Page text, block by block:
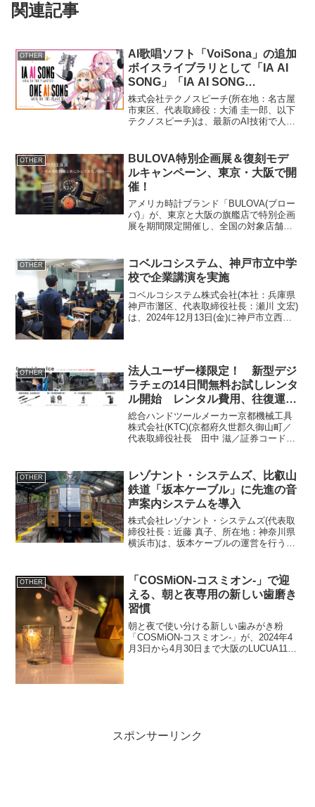
関連記事
OTHER
AI歌唱ソフト「VoiSona」の追加
ボイスライブラリとして「IA AI
SONG」「IA AI SONG
ENGLISH」「OИE AI SONG」が
搭載！
株式会社テクノスピーチ(所在地：名古屋
市東区、代表取締役：大浦 圭一郎、以下
テクノスピーチ)は、最新のAI技術で人間
ボイスライブラリとして、1st PLAC...
OTHER
BULOVA特別企画展＆復刻モデ
ルキャンペーン、東京・大阪で開
催！
アメリカ時計ブランド「BULOVA(ブロー
バ)」が、東京と大阪の旗艦店で特別企画
展を期間限定開催し、全国の対象店舗で
ンドの魅力を、特別な展示とキャンペー
ンを通じてご...
OTHER
コベルコシステム、神戸市立中学
校で企業講演を実施
コベルコシステム株式会社(本社：兵庫県
神戸市灘区、代表取締役社長：瀬川 文宏)
は、2024年12月13日(金)に神戸市立西神
OTHER
法人ユーザー様限定！ 新型デジ
ラチェの14日間無料お試しレンタ
ル開始 レンタル費用、往復運賃
は無料、最長14日間のレンタルが
可能です。
総合ハンドツールメーカー京都機械工具
株式会社(KTC)(京都府久世郡久御山町／
代表取締役社長 田中 滋／証券コード
ルサービスを拡大し、「デジラチェ」3ア
イテムのお...
OTHER
レゾナント・システムズ、比叡山
鉄道「坂本ケーブル」に先進の音
声案内システムを導入
株式会社レゾナント・システムズ(代表取
締役社長：近藤 真子、所在地：神奈川県
横浜市)は、坂本ケーブルの運営を行う比
声案内システムを提供しました。この導
入により、坂...
OTHER
「COSMiON-コスミオン-」で迎
える、朝と夜専用の新しい歯磨き
習慣
朝と夜で使い分ける新しい歯みがき粉
「COSMiON-コスミオン-」が、2024年4
月3日から4月30日まで大阪のLUCUA1100
スポンサーリンク